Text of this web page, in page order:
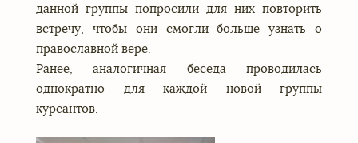
данной группы попросили для них повторить
встречу, чтобы они смогли больше узнать о
православной вере.
Ранее, аналогичная беседа проводилась
однократно для каждой новой группы
курсантов.